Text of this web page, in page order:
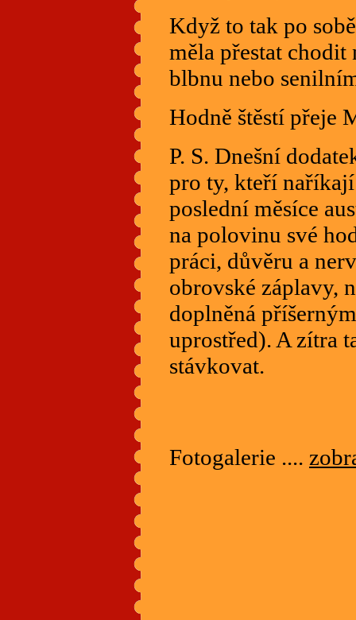
Když to tak po
měla přestat
blbnu nebo
Hodně štěstí přeje
P. S. Dnešní
pro ty, kteří
poslední měsíce
na polovinu své
práci, důvěru a
obrovské záplavy,
doplněná
uprostřed). A zítra
stávkovat.
Fotogalerie ....